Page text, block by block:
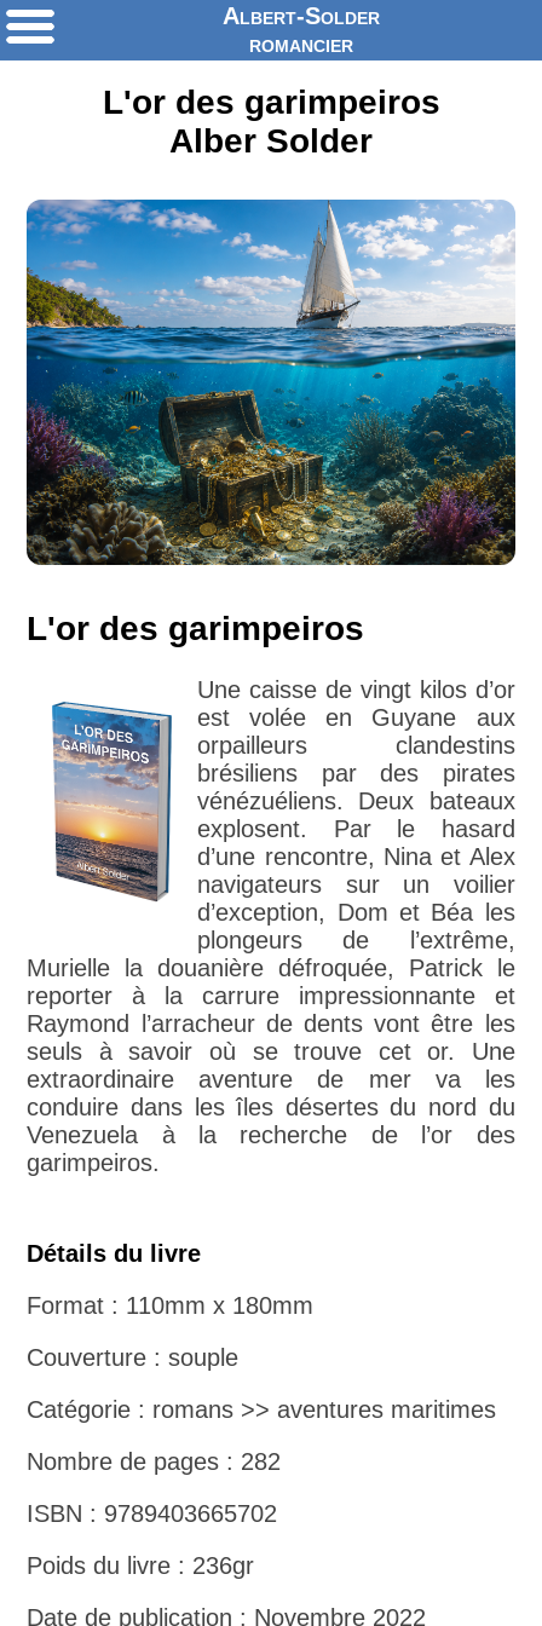
Albert-Solder
romancier
L'or des garimpeiros
Alber Solder
L'or des garimpeiros
Une caisse de vingt kilos d’or
est volée en Guyane aux
orpailleurs clandestins
brésiliens par des pirates
vénézuéliens. Deux bateaux
explosent. Par le hasard
d’une rencontre, Nina et Alex
navigateurs sur un voilier
d’exception, Dom et Béa les
plongeurs de l’extrême,
Murielle la douanière défroquée, Patrick le
reporter à la carrure impressionnante et
Raymond l’arracheur de dents vont être les
seuls à savoir où se trouve cet or. Une
extraordinaire aventure de mer va les
conduire dans les îles désertes du nord du
Venezuela à la recherche de l’or des
garimpeiros.
Détails du livre
Format : 110mm x 180mm
Couverture : souple
Catégorie : romans >> aventures maritimes
Nombre de pages : 282
ISBN : 9789403665702
Poids du livre : 236gr
Date de publication : Novembre 2022